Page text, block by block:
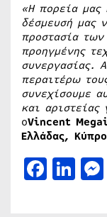
«Η πορεία μας
δέσμευσή μας
προστασία
προηγμένης
συνεργασίας.
περαιτέρω
συνεχίσουμε
και
οVincent
Ελλάδας,